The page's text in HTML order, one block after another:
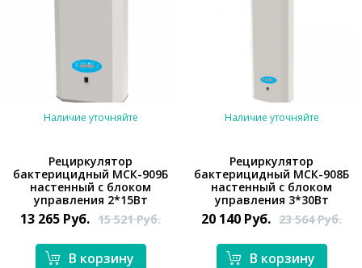
*}
Наличие уточняйте
Рециркулятор
бактерицидный МСК-909Б
настенный с блоком
управления 2*15Вт
13 265 Руб. 15 521Руб.
В корзину
*}
Наличие уточняйте
Рециркулятор
бактерицидный МСК-908Б
настенный с блоком
управления 3*30Вт
20 140 Руб. 23 564Руб.
В корзину